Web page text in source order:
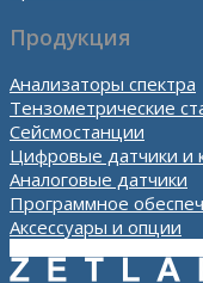
Продукция
Анализаторы спектра
Тензометрические
Сейсмостанции
Цифровые датчики и
Аналоговые датчики
Программное
Аксессуары и опции